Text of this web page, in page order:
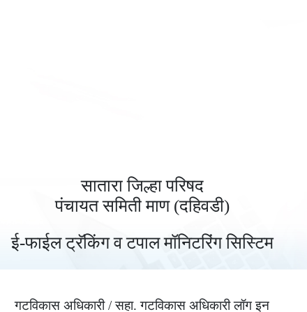
सातारा जिल्हा परिषद
पंचायत समिती माण (दहिवडी)
ई-फाईल ट्रॅकिंग व टपाल मॉनिटरिंग सिस्टिम
गटविकास अधिकारी / सहा. गटविकास अधिकारी लॉग इन